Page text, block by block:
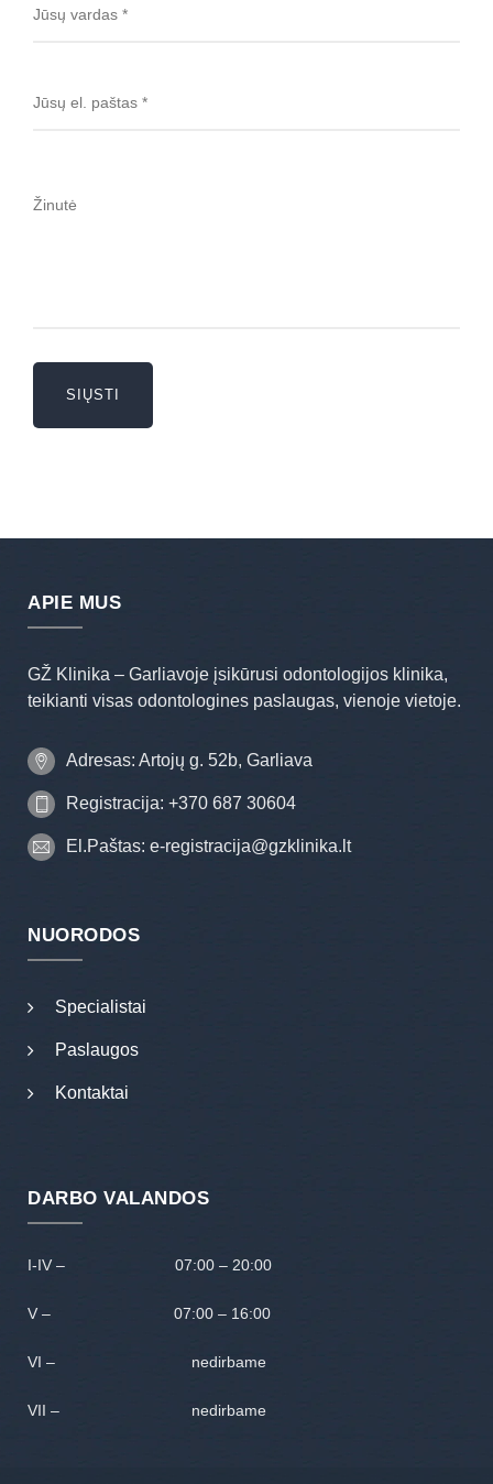
APIE MUS
GŽ Klinika – Garliavoje įsikūrusi odontologijos klinika,
teikianti visas odontologines paslaugas, vienoje vietoje.
Adresas: Artojų g. 52b, Garliava
Registracija: +370 687 30604
El.Paštas: e-registracija@gzklinika.lt
NUORODOS
Specialistai
Paslaugos
Kontaktai
DARBO VALANDOS
I-IV – 07:00 – 20:00
V – 07:00 – 16:00
VI – nedirbame
VII – nedirbame